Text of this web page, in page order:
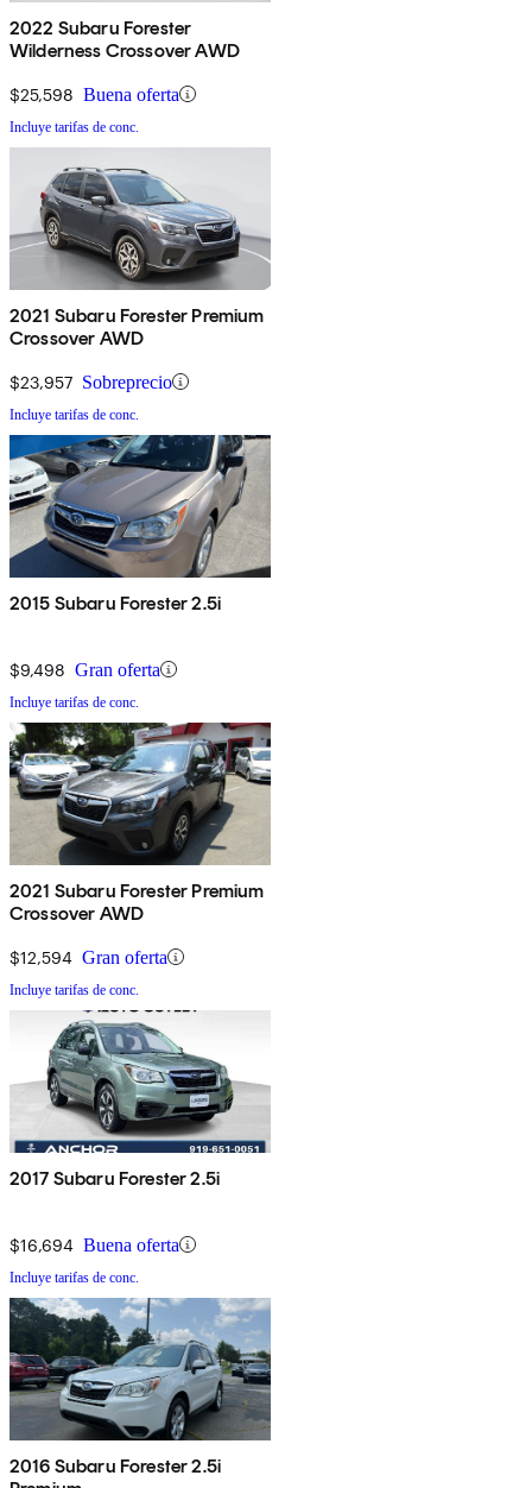
2022 Subaru Forester
Wilderness Crossover AWD
$25,598 Buena oferta
Incluye tarifas de conc.
2021 Subaru Forester Premium
Crossover AWD
$23,957 Sobreprecio
Incluye tarifas de conc.
2015 Subaru Forester 2.5i
$9,498 Gran oferta
Incluye tarifas de conc.
2021 Subaru Forester Premium
Crossover AWD
$12,594 Gran oferta
Incluye tarifas de conc.
2017 Subaru Forester 2.5i
$16,694 Buena oferta
Incluye tarifas de conc.
2016 Subaru Forester 2.5i